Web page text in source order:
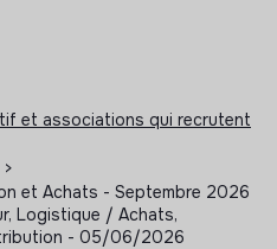
et associations qui recrutent
>
et Achats - Septembre 2026
Logistique / Achats,
- 05/06/2026